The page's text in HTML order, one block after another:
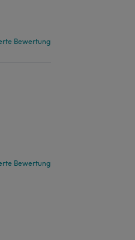
Bewertung
Bewertung